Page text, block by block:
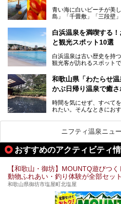
ンチに人気のお食事処メ
青い海に白いビーチが美
島」「千畳敷」「三段壁
場する歴史の古さから日
そんな「南紀白浜温泉」
グ」がスタートしました
ットとしてのこのホテル
───
提供元：大江戸温泉物語
この記事は大江戸温泉物
す。
白浜温泉を満喫する
と観光スポット10選
白浜温泉は古い歴史を持
観光客が訪れるスポット
か、実は知らない方も多
そこで今回は、白浜温泉
浜温泉を訪れるなら外せ
します。
和歌山県「わたらせ
かぶ日帰り温泉で癒
時間を気にせず、すべて
れたい。そんなときにお
の豊かな山々を眺めなが
「わたらせ温泉」では、
特産品を使った食事をい
すことができます。ぜひ
ニフティ温泉ニュ
おすすめのアクティビティ
【和歌山・御坊】MOUNTQ遊びつ
動物ふれあい・釣り体験が全部セッ
和歌山県御坊市塩屋町北塩屋